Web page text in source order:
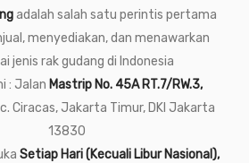
adalah salah satu perintis pertama
menyediakan, dan menawarkan
jenis rak gudang di Indonesia
: Jalan Mastrip No. 45A RT.7/RW.3,
Ciracas, Jakarta Timur, DKI Jakarta
13830
Setiap Hari (Kecuali Libur Nasional),